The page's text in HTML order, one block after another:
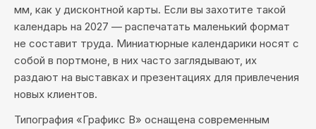
мм, как у дисконтной карты. Если вы захотите такой
календарь на 2027 — распечатать маленький формат
не составит труда. Миниатюрные календарики носят с
собой в портмоне, в них часто заглядывают, их
раздают на выставках и презентациях для привлечения
новых клиентов.
Типография «Графикс В» оснащена современным